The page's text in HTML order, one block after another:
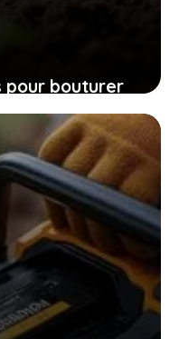
pour bouturer
plants